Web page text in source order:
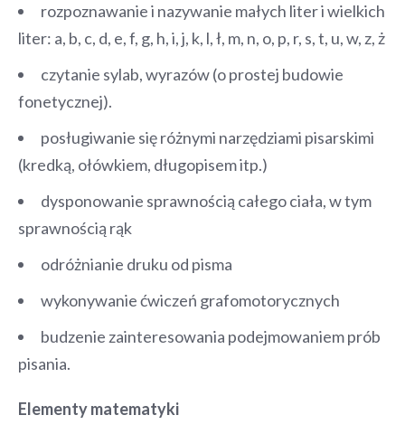
rozpoznawanie i nazywanie małych liter i wielkich
liter: a, b, c, d, e, f, g, h, i, j, k, l, ł, m, n, o, p, r, s, t, u, w, z, ż
czytanie sylab, wyrazów (o prostej budowie
fonetycznej).
posługiwanie się różnymi narzędziami pisarskimi
(kredką, ołówkiem, długopisem itp.)
dysponowanie sprawnością całego ciała, w tym
sprawnością rąk
odróżnianie druku od pisma
wykonywanie ćwiczeń grafomotorycznych
budzenie zainteresowania podejmowaniem prób
pisania.
Elementy matematyki